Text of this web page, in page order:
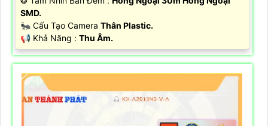
SMD.
🐜 Cấu Tạo Camera Thân Plastic.
️📢 Khả Năng : Thu Âm.